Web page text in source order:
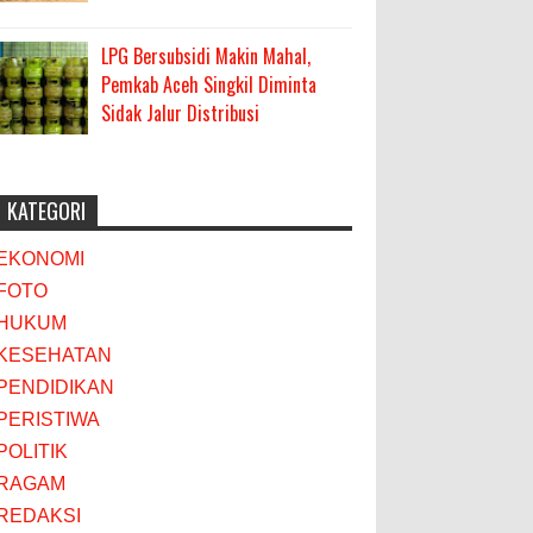
LPG Bersubsidi Makin Mahal,
Pemkab Aceh Singkil Diminta
Sidak Jalur Distribusi
KATEGORI